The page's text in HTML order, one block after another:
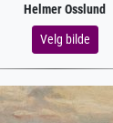
Helmer Osslund
Velg bilde